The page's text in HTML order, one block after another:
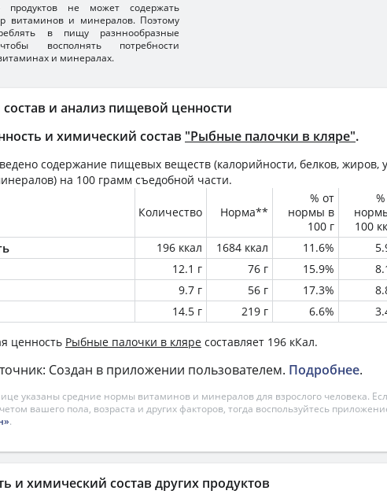
и анализ пищевой ценности
и химический состав "Рыбные палочки в кляре".
содержание пищевых веществ (калорийности, белков, жиров,
на 100 грамм съедобной части.
Количество Норма**
% от
нормы в
100 г
100
196 ккал 1684 ккал 11.6%
12.1 г 76 г 15.9%
9.7 г 56 г 17.3%
14.5 г 219 г 6.6%
ценность Рыбные палочки в кляре составляет 196 кКал.
Создан в приложении пользователем. Подробнее.
указаны средние нормы витаминов и минералов для взрослого человека.
вашего пола, возраста и других факторов, тогда воспользуйтесь
.
продуктов не может содержать
витаминов и минералов. Поэтому
в пищу разннообразные
восполнять потребности
и минералах.
и химический состав других продуктов